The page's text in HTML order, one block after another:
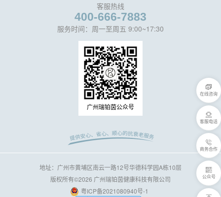
客服热线
400-666-7883
服务时间：周一至周五 9:00~17:30
广州瑞铂茵公众号
地址：广州市黄埔区南云一路12号华德科学园A栋10层
版权所有©2026 广州瑞铂茵健康科技有限公司
粤ICP备2021080940号-1
在线咨询
客服电话
商务合作
公众号